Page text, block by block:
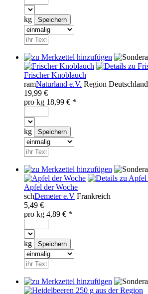
kg
Frischer Knoblauch
ramNaturland e.V. Region Deutschland
19,99 €
pro kg 18,99 € *
kg
Apfel der Woche
schDemeter e.V Frankreich
5,49 €
pro kg 4,89 € *
kg